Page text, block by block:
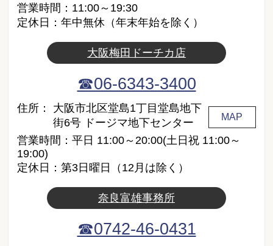
営業時間：11:00～19:30
定休日：年中無休（年末年始を除く）
大阪梅田ドーチカ店
☎06-6343-3400
住所：
大阪市北区堂島1丁目堂島地下
街6号 ドージマ地下センター
MAP
営業時間：平日 11:00～20:00(土日祝 11:00～
19:00)
定休日：第3日曜日（12月は除く）
奈良富雄事務所
☎0742-46-0431